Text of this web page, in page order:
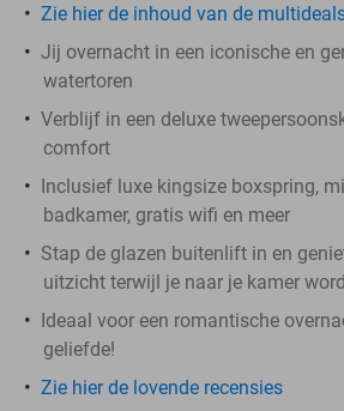
Zie hier de inhoud van de
Jij overnacht in een iconische en
watertoren
Verblijf in een deluxe
comfort
Inclusief luxe kingsize boxspring,
badkamer, gratis wifi en meer
Stap de glazen buitenlift in en
uitzicht terwijl je naar je kamer
Ideaal voor een romantische
geliefde!
Zie hier de lovende recensies